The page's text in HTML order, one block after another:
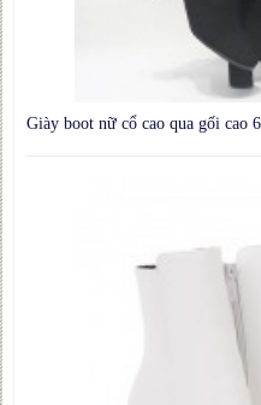
Giày boot nữ cổ cao qua gối cao